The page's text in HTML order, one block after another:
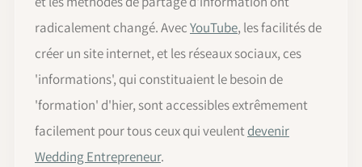
radicalement changé. AvecYouTube, les facilités de
créer un site internet, et les réseaux sociaux, ces
'informations', qui constituaient le besoin de
'formation' d'hier, sont accessibles extrêmement
facilement pour tous ceux qui veulentdevenir
Wedding Entrepreneur.